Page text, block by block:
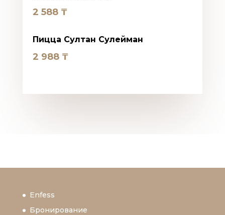
2 588 ₸
Пицца Cултан Cулейман
2 988 ₸
Enfess
Бронирование